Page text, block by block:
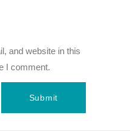
and website in this
I comment.